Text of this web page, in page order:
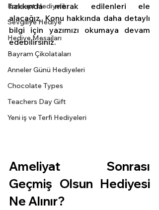
Konsept Hediyelik
Sevgiliye Hediye
Hediye Mesajları
Bayram Çikolataları
Anneler Günü Hediyeleri
Chocolate Types
Teachers Day Gift
Yeni iş ve Terfi Hediyeleri
hakkında merak edilenleri ele
alacağız. Konu hakkında daha detaylı
bilgi için yazımızı okumaya devam
edebilirsiniz.
Ameliyat Sonrası
Geçmiş Olsun Hediyesi
Ne Alınır?